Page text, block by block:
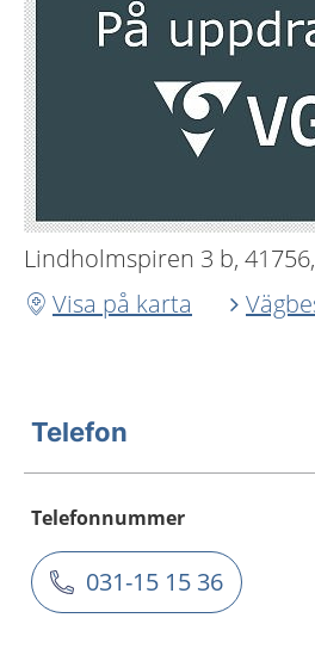
Lindholmspiren 3 b,
Visa på karta
Telefon
Telefonnummer
031-15 15 36